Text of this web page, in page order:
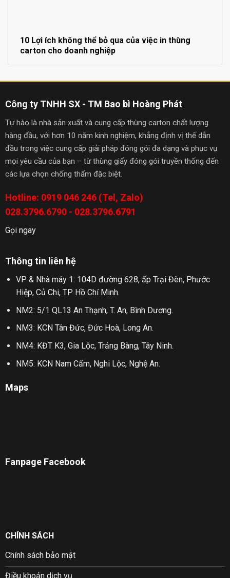
10 Lợi ích không thể bỏ qua của việc in thùng
carton cho doanh nghiệp
Công ty TNHH SX - TM Bao bì Hoàng Phát
Tự hào là nhà sản xuất và cung cấp thùng carton chất lượng
hàng đầu, với hơn 10 năm kinh nghiệm, khẳng định vị thế dẫn
đầu trong việc cung cấp giải pháp đóng gói đa dạng và phục vụ
mọi yêu cầu của bạn – từ thùng giấy đóng gói truyền thống đến
các lựa chọn chống thấm đặc biệt.
Hotline: 0919 046 246 (Tel, Zalo)
028.3796.6790 - 028.3796.6791
Gọi ngay
Thông tin liên hệ
VP & Nhà máy 1: 104D đường 628, ấp Trại Đèn, Phước
Hiệp, Củ Chi, TP Hồ Chí Minh.
NM2: 5/1 QL13 An Thạnh, T. An, Bình Dương.
NM3: KCN Tân Đức, Đức Hoà, Long An.
NM4: KĐT K3, Gia Lộc, Trảng Bàng, Tây Ninh.
NM5: KCN Nam Cấm, Nghi Lộc, Nghệ An.
Maps
Fanpage Facebook
CHÍNH SÁCH
Chính sách bảo mật
Điều khoản dịch vụ